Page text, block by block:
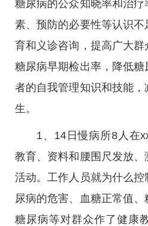
糖尿病的公众知晓率和治疗
素、预防的必要性等认识
育和义诊咨询，提高广大
糖尿病早期检出率，降低
者的自我管理知识和技能
生。
1、14日慢病所8人在
教育、资料和腰围尺发放
活动。工作人员就为什么
尿病的危害、血糖正常值
糖尿病等对群众作了健康